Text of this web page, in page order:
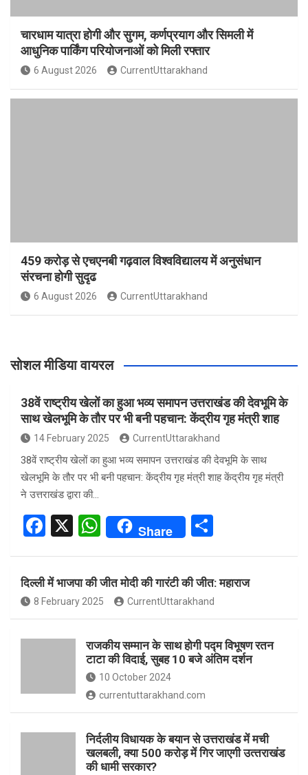
चारधाम यात्रा होगी और सुगम, कर्णप्रयाग और सिमली में
आधुनिक पार्किंग परियोजनाओं को मिली रफ्तार
6 August 2026 CurrentUttarakhand
459 करोड़ से एचएनबी गढ़वाल विश्वविद्यालय में अनुसंधान
संरचना होगी सुदृढ
6 August 2026 CurrentUttarakhand
सोशल मीडिया वायरल
38वें राष्ट्रीय खेलों का हुआ भव्य समापन उत्तराखंड की देवभूमि के
साथ खेलभूमि के तौर पर भी बनी पहचान: केंद्रीय गृह मंत्री शाह
14 February 2025 CurrentUttarakhand
38वें राष्ट्रीय खेलों का हुआ भव्य समापन उत्तराखंड की देवभूमि के साथ
खेलभूमि के तौर पर भी बनी पहचान: केंद्रीय गृह मंत्री शाह केंद्रीय गृह मंत्री
ने उत्तराखंड द्वारा की…
F
ce
b
o
o
X
W
at
s
A
p
p
Share
e
दिल्ली में भाजपा की जीत मोदी की गारंटी की जीत: महाराज
8 February 2025 CurrentUttarakhand
राजकीय सम्मान के साथ होगी पद्म विभूषण रतन
टाटा की विदाई, सुबह 10 बजे अंतिम दर्शन
10 October 2024
currentuttarakhand.com
निर्दलीय विधायक के बयान से उत्तराखंड में मची
खलबली, क्‍या 500 करोड़ में गिर जाएगी उत्‍तराखंड
की धामी सरकार?